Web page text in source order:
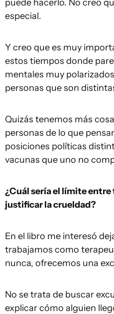
puede hacerlo. No creo
especial.
Y creo que es muy
estos tiempos donde
mentales muy
personas que son
Quizás tenemos más
personas de lo que
posiciones políticas
vacunas que uno no
¿Cuál sería el límite
justificar la crueldad?
En el libro me interesó
trabajamos como
nunca, ofrecemos una
No se trata de buscar
explicar cómo alguien